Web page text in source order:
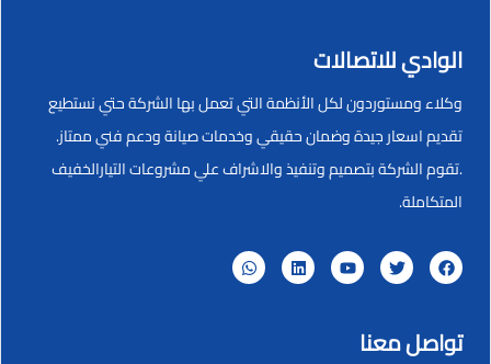
الوادي للاتصالات
وكلاء ومستوردون لكل الأنظمة التي تعمل بها الشركة حتي نستطيع
تقديم اسعار جيدة وضمان حقيقي وخدمات صيانة ودعم فني ممتاز.
.تقوم الشركة بتصميم وتنفيذ والاشراف علي مشروعات التيارالخفيف
المتكاملة.
تواصل معنا